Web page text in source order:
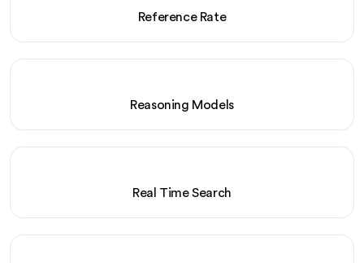
Reference Rate
Reasoning Models
Real Time Search